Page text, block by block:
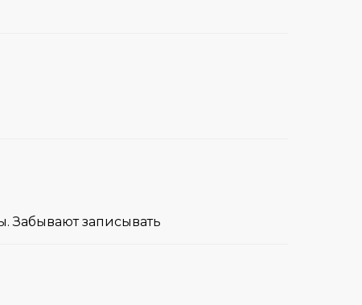
Забывают записывать